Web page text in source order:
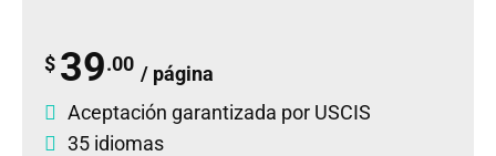
$ 39.00 / página
Aceptación garantizada por USCIS
35 idiomas